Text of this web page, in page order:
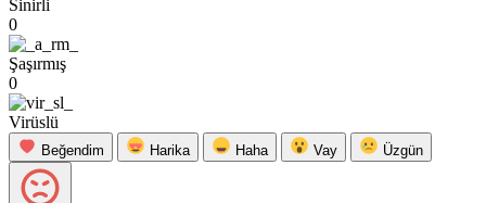
Sinirli
0
Şaşırmış
0
Virüslü
Beğendim Harika Haha Vay Üzgün